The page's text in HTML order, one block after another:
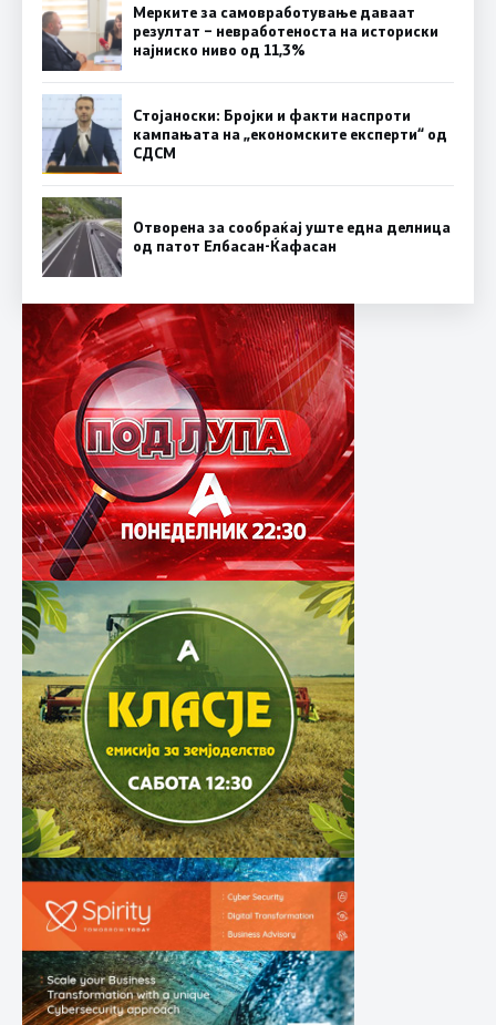
Мерките за самовработување даваат
резултат – невработеноста на историски
најниско ниво од 11,3%
Стојаноски: Бројки и факти наспроти
кампањата на „економските експерти“ од
СДСM
Отворена за сообраќај уште една делница
од патот Елбасан-Ќафасан